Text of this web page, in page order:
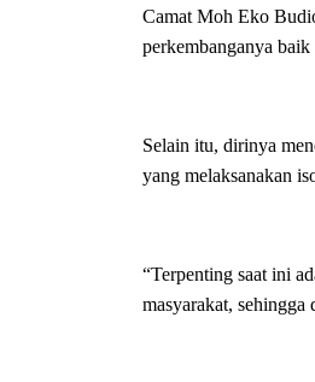
Camat Moh Eko
perkembanganya
Selain itu, dirinya
yang melaksanakan
“Terpenting saat ini
masyarakat, sehingga